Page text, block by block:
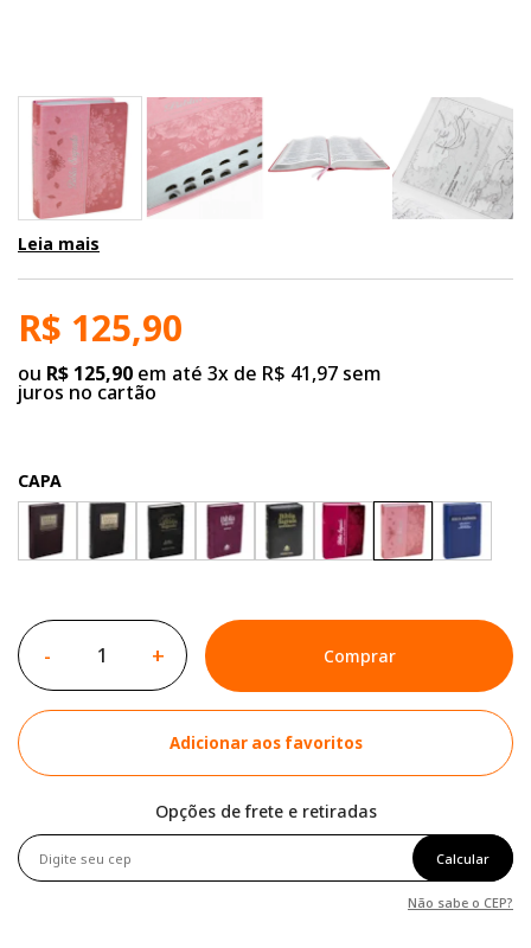
Leia mais
R$ 125,90
ou R$ 125,90 em até 3x de R$ 41,97 sem
juros no cartão
CAPA
- + Comprar
Adicionar aos favoritos
Opções de frete e retiradas
Calcular
Não sabe o CEP?